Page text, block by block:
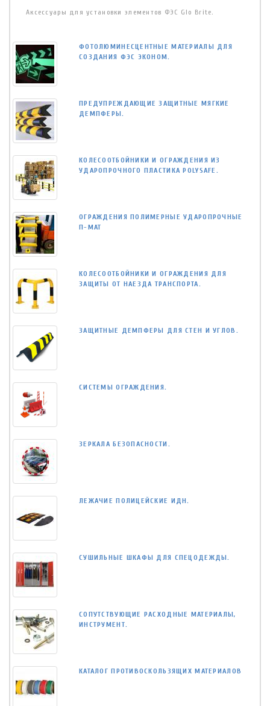
Аксессуары для установки элементов ФЭС Glo Brite.
ФОТОЛЮМИНЕСЦЕНТНЫЕ МАТЕРИАЛЫ ДЛЯ
СОЗДАНИЯ ФЭС ЭКОНОМ.
ПРЕДУПРЕЖДАЮЩИЕ ЗАЩИТНЫЕ МЯГКИЕ
ДЕМПФЕРЫ.
КОЛЕСООТБОЙНИКИ И ОГРАЖДЕНИЯ ИЗ
УДАРОПРОЧНОГО ПЛАСТИКА POLYSAFE.
ОГРАЖДЕНИЯ ПОЛИМЕРНЫЕ УДАРОПРОЧНЫЕ
П-МАТ
КОЛЕСООТБОЙНИКИ И ОГРАЖДЕНИЯ ДЛЯ
ЗАЩИТЫ ОТ НАЕЗДА ТРАНСПОРТА.
ЗАЩИТНЫЕ ДЕМПФЕРЫ ДЛЯ СТЕН И УГЛОВ.
СИСТЕМЫ ОГРАЖДЕНИЯ.
ЗЕРКАЛА БЕЗОПАСНОСТИ.
ЛЕЖАЧИЕ ПОЛИЦЕЙСКИЕ ИДН.
СУШИЛЬНЫЕ ШКАФЫ ДЛЯ СПЕЦОДЕЖДЫ.
СОПУТСТВУЮЩИЕ РАСХОДНЫЕ МАТЕРИАЛЫ,
ИНСТРУМЕНТ.
КАТАЛОГ ПРОТИВОСКОЛЬЗЯЩИХ МАТЕРИАЛОВ